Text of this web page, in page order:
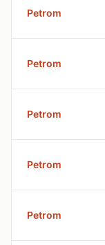
Petrom
Petrom
Petrom
Petrom
Petrom